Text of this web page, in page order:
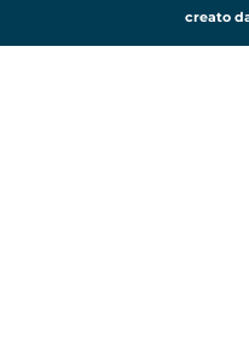
creato